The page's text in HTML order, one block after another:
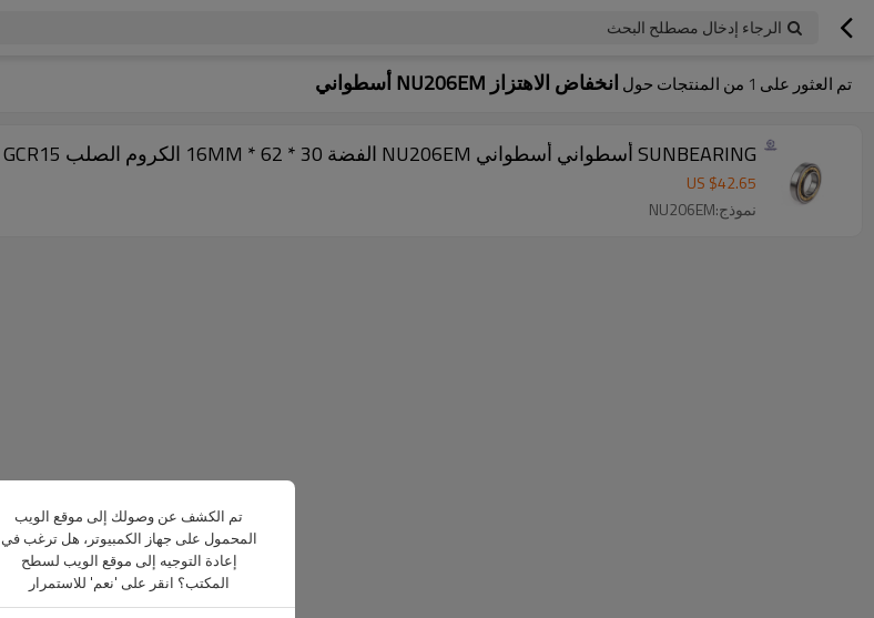
الرجاء إدخال مصطلح البحث
تم العثور على 1 من المنتجات حول انخفاض الاهتزاز NU206EM أسطواني
SUNBEARING أسطواني أسطواني NU206EM الفضة 30 * 62 * 16MM الكروم الصلب GCR15
US $42.65
نموذج:NU206EM
تم الكشف عن وصولك إلى موقع الويب
المحمول على جهاز الكمبيوتر، هل ترغب في
إعادة التوجيه إلى موقع الويب لسطح
المكتب؟ انقر على 'نعم' للاستمرار